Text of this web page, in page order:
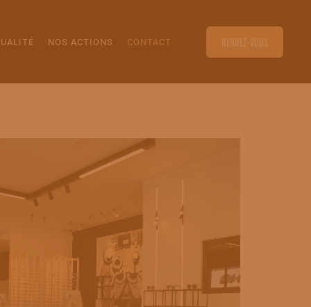
NOS ACTIONS CONTACT RENDEZ-VOUS